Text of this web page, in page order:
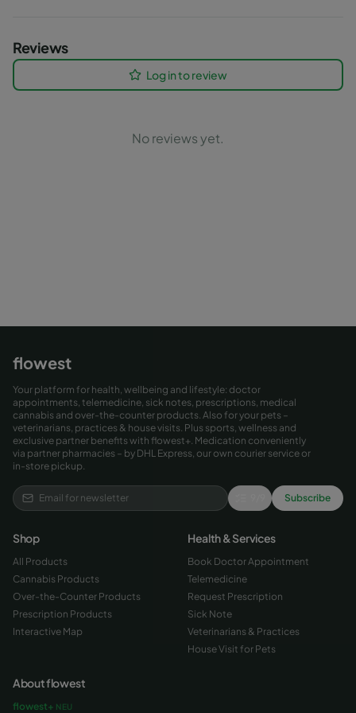
Reviews
Log in to review
No reviews yet.
flowest
Your platform for health, wellbeing and lifestyle: doctor
appointments, telemedicine, sick notes, prescriptions, medical
cannabis and over-the-counter products. Also for your pets –
veterinarians, practices & house visits. Plus sports, wellness and
exclusive partner benefits with flowest+. Medication conveniently
via partner pharmacies – by DHL Express, our own courier service or
in-store pickup.
Subscribe
Shop
All Products
Cannabis Products
Over-the-Counter Products
Prescription Products
Interactive Map
Health & Services
Book Doctor Appointment
Telemedicine
Request Prescription
Sick Note
Veterinarians & Practices
House Visit for Pets
About flowest
flowest+ NEU